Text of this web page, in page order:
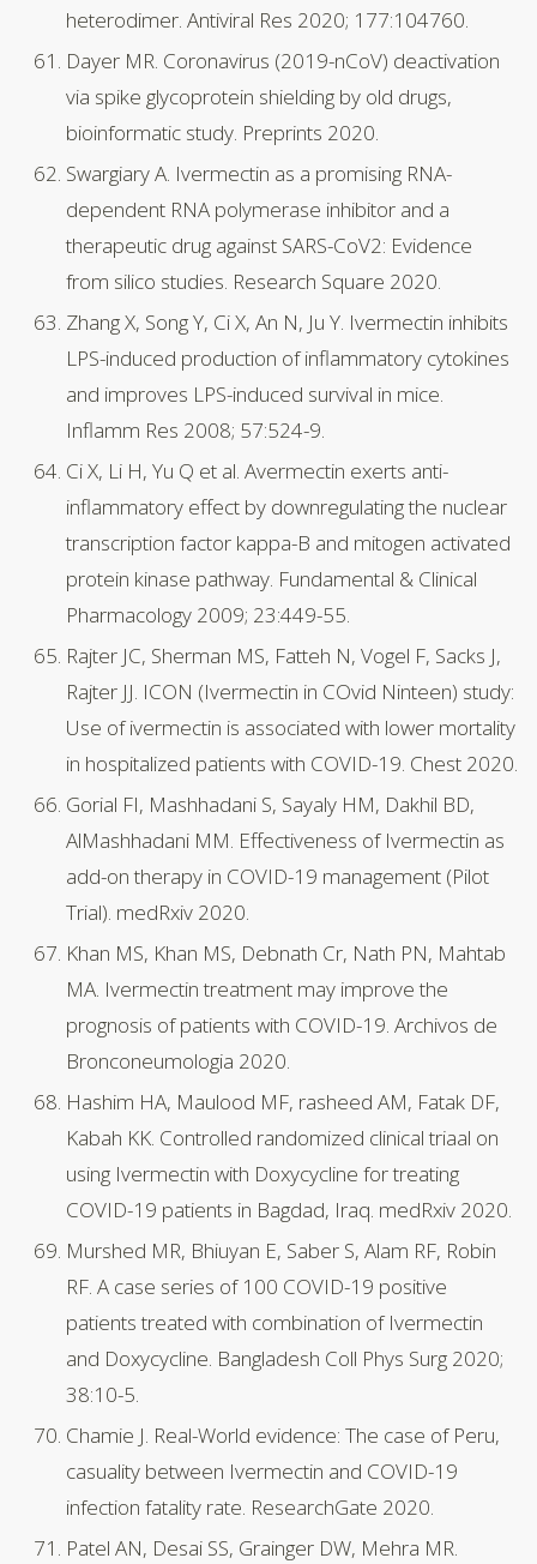
heterodimer. Antiviral Res 2020; 177:104760.
Dayer MR. Coronavirus (2019-nCoV) deactivation
via spike glycoprotein shielding by old drugs,
bioinformatic study. Preprints 2020.
Swargiary A. Ivermectin as a promising RNA-
dependent RNA polymerase inhibitor and a
therapeutic drug against SARS-CoV2: Evidence
from silico studies. Research Square 2020.
Zhang X, Song Y, Ci X, An N, Ju Y. Ivermectin inhibits
LPS-induced production of inflammatory cytokines
and improves LPS-induced survival in mice.
Inflamm Res 2008; 57:524-9.
Ci X, Li H, Yu Q et al. Avermectin exerts anti-
inflammatory effect by downregulating the nuclear
transcription factor kappa-B and mitogen activated
protein kinase pathway. Fundamental & Clinical
Pharmacology 2009; 23:449-55.
Rajter JC, Sherman MS, Fatteh N, Vogel F, Sacks J,
Rajter JJ. ICON (Ivermectin in COvid Ninteen) study:
Use of ivermectin is associated with lower mortality
in hospitalized patients with COVID-19. Chest 2020.
Gorial FI, Mashhadani S, Sayaly HM, Dakhil BD,
AlMashhadani MM. Effectiveness of Ivermectin as
add-on therapy in COVID-19 management (Pilot
Trial). medRxiv 2020.
Khan MS, Khan MS, Debnath Cr, Nath PN, Mahtab
MA. Ivermectin treatment may improve the
prognosis of patients with COVID-19. Archivos de
Bronconeumologia 2020.
Hashim HA, Maulood MF, rasheed AM, Fatak DF,
Kabah KK. Controlled randomized clinical triaal on
using Ivermectin with Doxycycline for treating
COVID-19 patients in Bagdad, Iraq. medRxiv 2020.
Murshed MR, Bhiuyan E, Saber S, Alam RF, Robin
RF. A case series of 100 COVID-19 positive
patients treated with combination of Ivermectin
and Doxycycline. Bangladesh Coll Phys Surg 2020;
38:10-5.
Chamie J. Real-World evidence: The case of Peru,
casuality between Ivermectin and COVID-19
infection fatality rate. ResearchGate 2020.
Patel AN, Desai SS, Grainger DW, Mehra MR.